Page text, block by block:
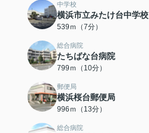
中学校
横浜市立みたけ台中学校
539ｍ（7分）
総合病院
たちばな台病院
799ｍ（10分）
郵便局
横浜桜台郵便局
996ｍ（13分）
総合病院